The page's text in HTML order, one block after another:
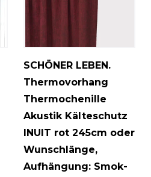
SCHÖNER LEBEN.
Thermovorhang
Thermochenille
Akustik Kälteschutz
INUIT rot 245cm oder
Wunschlänge,
Aufhängung: Smok-